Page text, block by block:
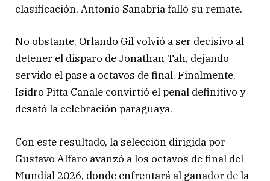
clasificación, Antonio Sanabria falló su remate.
No obstante, Orlando Gil volvió a ser decisivo al
detener el disparo de Jonathan Tah, dejando
servido el pase a octavos de final. Finalmente,
Isidro Pitta Canale convirtió el penal definitivo y
desató la celebración paraguaya.
Con este resultado, la selección dirigida por
Gustavo Alfaro avanzó a los octavos de final del
Mundial 2026, donde enfrentará al ganador de la